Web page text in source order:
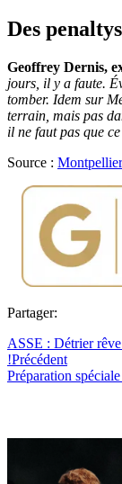
Des
Geoffrey Dernis,
jours, il y a faute.
tomber. Idem sur
terrain, mais pas
il ne faut pas que
Source :
Partager:
ASSE : Détrier
!Précédent
Préparation